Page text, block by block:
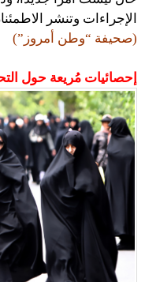
الإجراءات وتنشر
(صحيفة “وطن أمروز”)
إحصائيات مُريعة حول